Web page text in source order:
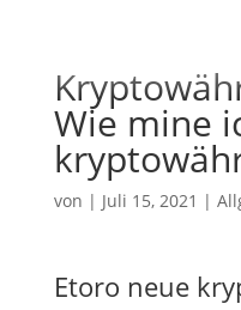
Wie mine
von | Juli 15, 2021 |
Etoro neue